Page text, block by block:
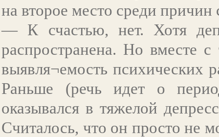
на второе место среди
— К счастью, нет. Хотя
распространена. Но вместе
выявля¬емость психических
Раньше (речь идет о
оказывался в тяжелой
Считалось, что он просто не